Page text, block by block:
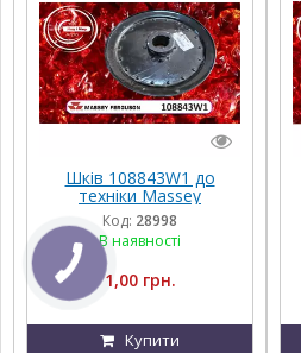
Шкiв 108843W1 до
техніки Massey
Ferguson, FENDT,
Challenger, Agco Parts
Код: 28998
В наявності
1,00 грн.
Купити